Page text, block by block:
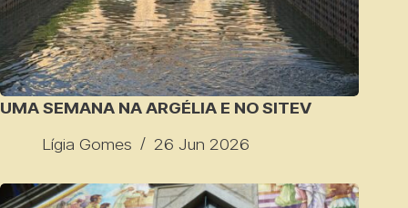
UMA SEMANA NA ARGÉLIA E NO SITEV
Lígia Gomes
26 Jun 2026